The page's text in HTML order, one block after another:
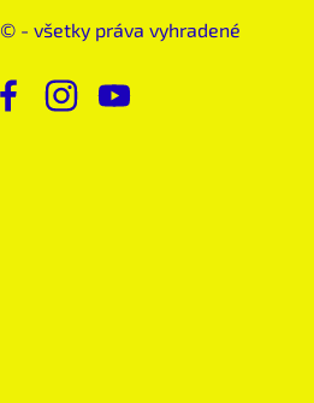
© - všetky práva vyhradené